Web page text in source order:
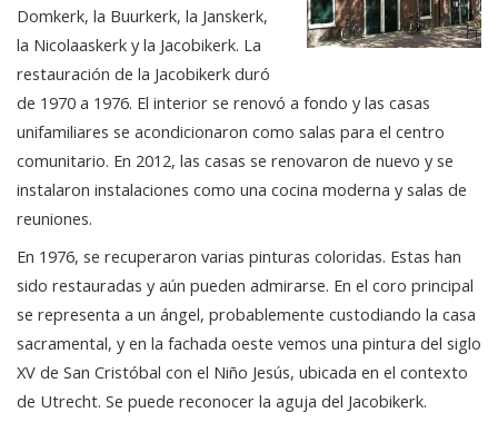
Domkerk, la Buurkerk, la Janskerk,
la Nicolaaskerk y la Jacobikerk. La
restauración de la Jacobikerk duró
de 1970 a 1976. El interior se renovó a fondo y las casas
unifamiliares se acondicionaron como salas para el centro
comunitario. En 2012, las casas se renovaron de nuevo y se
instalaron instalaciones como una cocina moderna y salas de
reuniones.
En 1976, se recuperaron varias pinturas coloridas. Estas han
sido restauradas y aún pueden admirarse. En el coro principal
se representa a un ángel, probablemente custodiando la casa
sacramental, y en la fachada oeste vemos una pintura del siglo
XV de San Cristóbal con el Niño Jesús, ubicada en el contexto
de Utrecht. Se puede reconocer la aguja del Jacobikerk.